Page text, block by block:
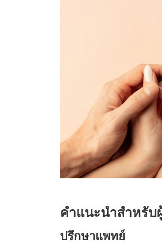
คำแนะนำสำหรับ
ปรึกษาแพทย์